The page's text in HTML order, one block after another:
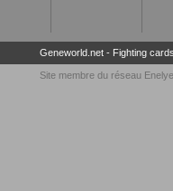
Geneworld.net- Fighting
Site membre du réseau Enelye